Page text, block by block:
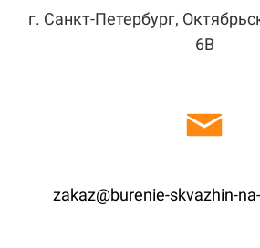
г. Санкт-Петербург,
6В
zakaz@burenie-skvazhin-